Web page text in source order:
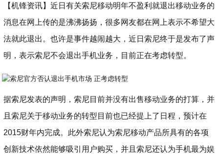
【机锋资讯】近日有关索尼移动明年不盈利就退出移动业务的
消息在网上传的是沸沸扬扬，很多网友都在网上表示不希望大
法就此退出。也许是事件越闹越大，近日索尼终于是发布了声
明，表示索尼不会退出手机业务，目前正在考虑转型。
据索尼发表的声明，索尼目前并没有出售移动业务的打算，并
且索尼关于移动业务的转型目前也已经提上了日程，预计在
2015财年内完成。此外索尼认为索尼移动产品所具有的各项
创新技术依然能够吸引用户购买，并且索尼还认为手机最为娱